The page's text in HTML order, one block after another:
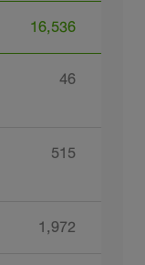
16,536
46
515
1,972